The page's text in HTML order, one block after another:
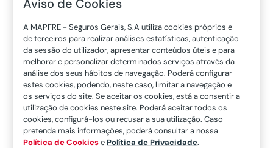
ultrapassa o valor ótimo de 200 ou se
o seu LDL está acima de 100, reduzir o
colesterol no sangue para valores mais
saudáveis pode ser mais fácil do que
julga. Com efeito, uns simples ajustes
no seu estilo de vida, ou até mesmo
medicação, proporcionam diminuições
significativas em seis semanas.
Aviso de Cookies
A MAPFRE - Seguros Gerais, S.A utiliza cookies próprios e
de terceiros para realizar análises estatísticas, autenticação
da sessão do utilizador, apresentar conteúdos úteis e para
melhorar e personalizar determinados serviços através da
análise dos seus hábitos de navegação. Poderá configurar
estes cookies, podendo, neste caso, limitar a navegação e
os serviços do site. Se aceitar os cookies, está a consentir a
utilização de cookies neste site. Poderá aceitar todos os
cookies, configurá-los ou recusar a sua utilização. Caso
pretenda mais informações, poderá consultar a nossa
Política de CookiesePolítica de Privacidade.